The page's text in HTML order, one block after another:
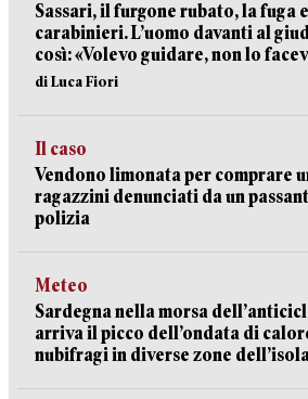
Sassari, il furgone rubato, la fuga
carabinieri. L’uomo davanti al
così: «Volevo guidare, non lo
di Luca Fiori
Il caso
Vendono limonata per comprare
ragazzini denunciati da un
polizia
Meteo
Sardegna nella morsa
arriva il picco dell’ondata di
nubifragi in diverse zone